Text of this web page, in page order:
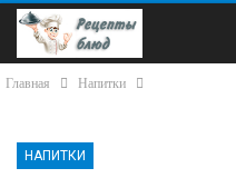
Главная Напитки
НАПИТКИ